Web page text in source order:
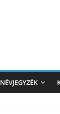
NÉVJEGYZÉK